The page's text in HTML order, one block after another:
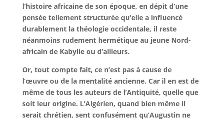
l’histoire africaine de son époque, en dépit d’une
pensée tellement structurée qu’elle a influencé
durablement la théologie occidentale, il reste
néanmoins rudement hermétique au jeune Nord-
africain de Kabylie ou d’ailleurs.
Or, tout compte fait, ce n’est pas à cause de
l’œuvre ou de la mentalité ancienne. Car il en est de
même de tous les auteurs de l’Antiquité, quelle que
soit leur origine. L’Algérien, quand bien même il
serait chrétien, sent confusément qu’Augustin ne